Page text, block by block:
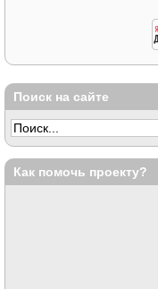
Поиск на сайте
Как помочь проекту?